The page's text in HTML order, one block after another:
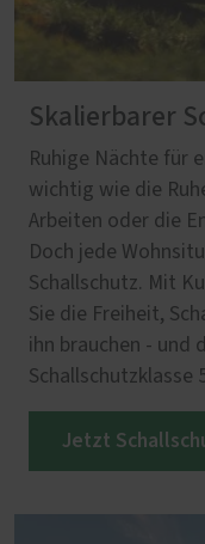
Skalierbarer
Ruhige Nächte für
wichtig wie die
Arbeiten oder die
Doch jede
Schallschutz. Mit
Sie die Freiheit,
ihn brauchen - und
Schallschutzklasse
Jetzt